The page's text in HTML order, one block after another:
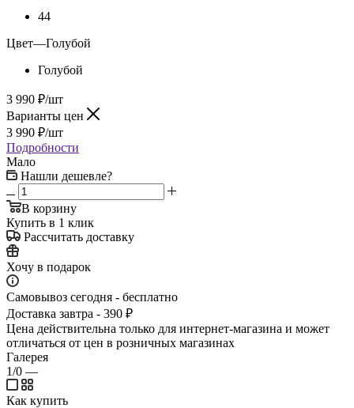
44
Цвет—Голубой
Голубой
3 990 ₽/шт
Варианты цен
3 990 ₽/шт
Подробности
Мало
Нашли дешевле?
В корзину
Купить в 1 клик
Рассчитать доставку
Хочу в подарок
Самовывоз сегодня - бесплатно
Доставка завтра - 390 ₽
Цена действительна только для интернет-магазина и может
отличаться от цен в розничных магазинах
Галерея
1/0 —
Как купить